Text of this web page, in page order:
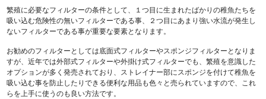
繁殖に必要なフィルターの条件として、１つ目に生まれたばかりの稚魚たちを
吸い込む危険性の無いフィルターである事、２つ目にあまり強い水流が発生し
ないフィルターである事が重要な要素となります。
お勧めのフィルターとしては底面式フィルターやスポンジフィルター となりま
すが、近年では外部式フィルターや外掛け式フィルターでも、繁殖を意識した
オプションが多く発売されており、 ストレイナー部にスポンジを付けて稚魚を
吸い込む事を防止 したりできる便利な用品も色々と売られていますので、これ
らを上手に使うのも良い方法です。